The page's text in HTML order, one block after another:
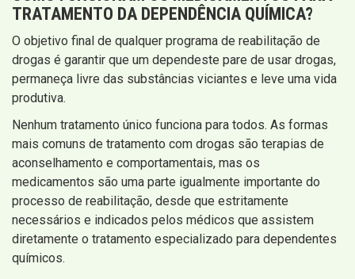
TRATAMENTO DA DEPENDÊNCIA QUÍMICA?
O objetivo final de qualquer programa de reabilitação de
drogas é garantir que um dependeste pare de usar drogas,
permaneça livre das substâncias viciantes e leve uma vida
produtiva.
Nenhum tratamento único funciona para todos. As formas
mais comuns de tratamento com drogas são terapias de
aconselhamento e comportamentais, mas os
medicamentos são uma parte igualmente importante do
processo de reabilitação, desde que estritamente
necessários e indicados pelos médicos que assistem
diretamente o tratamento especializado para dependentes
químicos.